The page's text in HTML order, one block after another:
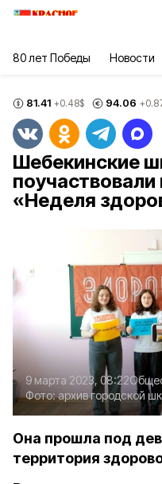
80 лет Победы Новости
81.41 +0.48$ 94.06
Шебекинские
«Неделя
9 марта 2023, 08:22
Фото:архив городской
Она прошла под
территория